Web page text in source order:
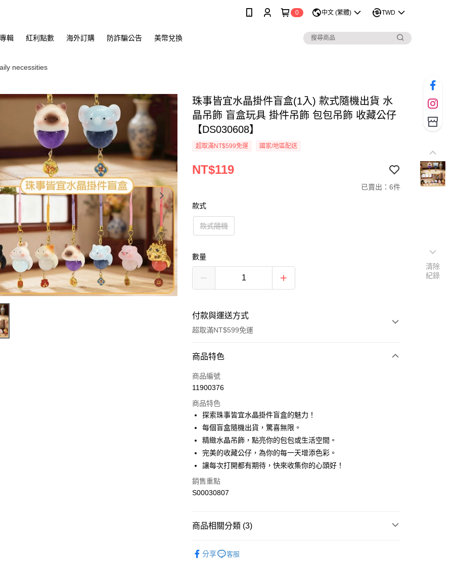
0 中文 (繁體) TWD
輯 紅利點數 海外訂購 防詐騙公告 美幣兌換
necessities
珠事皆宜水晶掛件盲盒(1入) 款式隨機出貨 水
晶吊飾 盲盒玩具 掛件吊飾 包包吊飾 收藏公仔
【DS030608】
超取滿NT$599免運 國家/地區配送
NT$119
已賣出：6件
款式
款式隨機
數量
付款與運送方式
超取滿NT$599免運
付款方式
信用卡一次付款
LINE Pay
Apple Pay
街口支付
全盈+PAY
ATM付款
每筆NT$60，滿NT$599(含以上)免運費
商品特色
商品編號
11900376
商品特色
探索珠事皆宜水晶掛件盲盒的魅力！
每個盲盒隨機出貨，驚喜無限。
精緻水晶吊飾，點亮你的包包或生活空間。
完美的收藏公仔，為你的每一天增添色彩。
讓每次打開都有期待，快來收集你的心頭好！
銷售重點
S00030807
商品相關分類 (3)
necessities
分享 客服
清除
紀錄